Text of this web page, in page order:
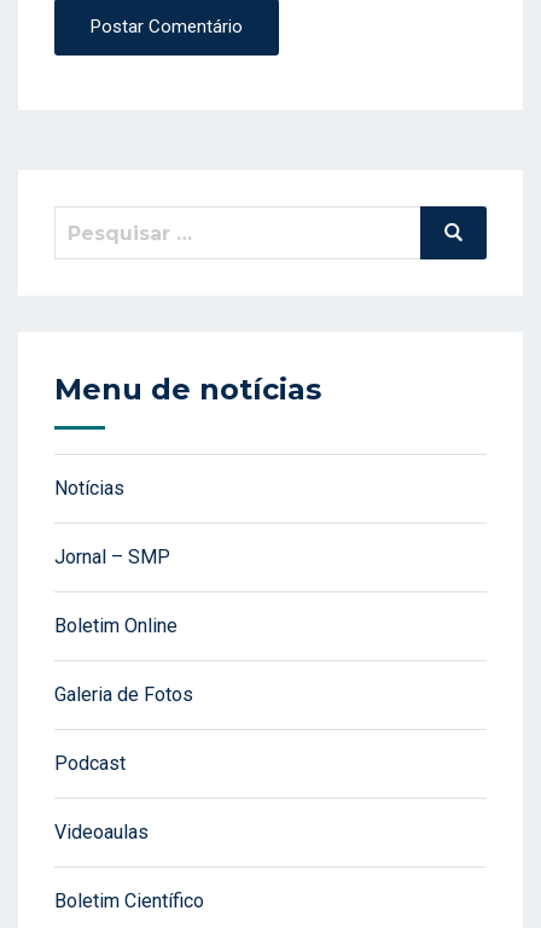
Postar Comentário
Pesquisar
Pesquisa
Menu de notícias
Notícias
Jornal – SMP
Boletim Online
Galeria de Fotos
Podcast
Videoaulas
Boletim Científico